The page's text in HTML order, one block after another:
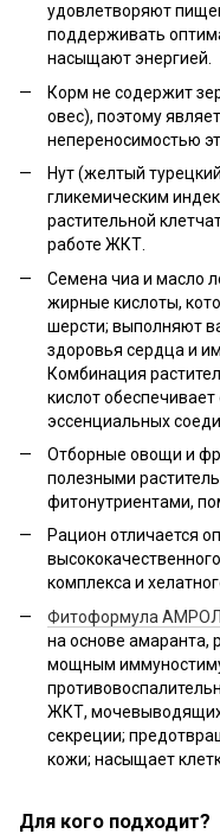
удовлетворяют
поддерживать
насыщают энергией.
Корм не содержит
овес), поэтому
непереносимостью
Нут (желтый
гликемическим
растительной
работе ЖКТ.
Семена чиа и масло
жирные кислоты,
шерсти; выполняют
здоровья сердца и
Комбинация
кислот
эссенциальных
Отборные овощи и
полезными
фитонутриентами,
Рацион отличается
комплекса и
Фитоформула АМРОЛ
на основе амаранта,
мощным
ЖКТ, мочевыводящих
секреции;
кожи; насыщает
Для кого подходит?